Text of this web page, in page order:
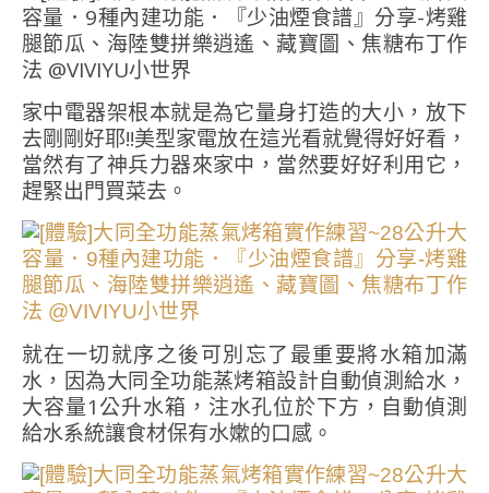
家中電器架根本就是為它量身打造的大小，放下
去剛剛好耶!!美型家電放在這光看就覺得好好看，
當然有了神兵力器來家中，當然要好好利用它，
趕緊出門買菜去。
就在一切就序之後可別忘了最重要將水箱加滿
水，因為大同全功能蒸烤箱設計自動偵測給水，
大容量1公升水箱，注水孔位於下方，自動偵測
給水系統讓食材保有水嫰的口感。